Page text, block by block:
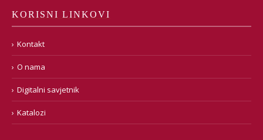
KORISNI LINKOVI
Kontakt
O nama
Digitalni savjetnik
Katalozi